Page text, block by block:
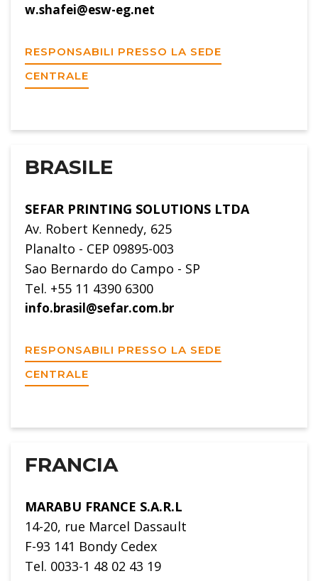
w.shafei@esw-eg.net
RESPONSABILI PRESSO LA SEDE
CENTRALE
BRASILE
SEFAR PRINTING SOLUTIONS LTDA
Av. Robert Kennedy, 625
Planalto - CEP 09895-003
Sao Bernardo do Campo - SP
Tel. +55 11 4390 6300
info.brasil@sefar.com.br
RESPONSABILI PRESSO LA SEDE
CENTRALE
FRANCIA
MARABU FRANCE S.A.R.L
14-20, rue Marcel Dassault
F-93 141 Bondy Cedex
Tel. 0033-1 48 02 43 19